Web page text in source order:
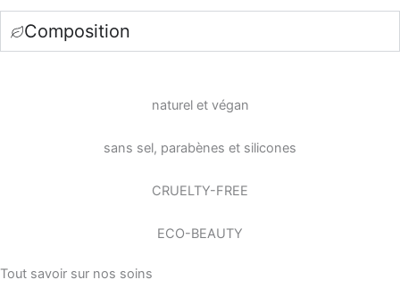
Composition
naturel et végan
sans sel, parabènes et silicones
CRUELTY-FREE
ECO-BEAUTY
Tout savoir sur nos soins